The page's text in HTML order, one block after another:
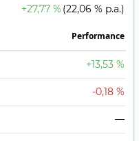
+27,77 % (22,06 % p.a.)
Perfor­mance
+13,53 %
-0,18 %
—